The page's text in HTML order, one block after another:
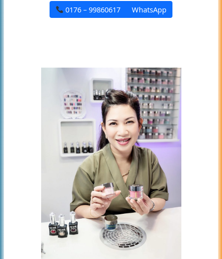
0176 – 99860617
WhatsApp